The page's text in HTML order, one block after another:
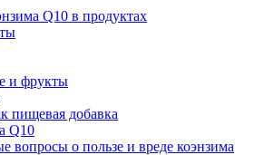
Q10 в продуктах
и фрукты
пищевая добавка
Q10
вопросы о пользе и вреде коэнзима